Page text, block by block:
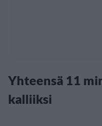
Yhteensä 11
kalliiksi